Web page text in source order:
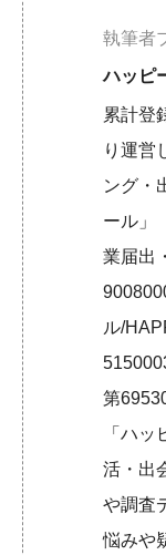
執筆者
ハッピ
累計登
り運営
ング・
ール」
業届出
ル/
第
「ハ
活・出
や調査
悩みや